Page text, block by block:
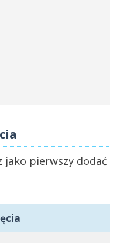
jako pierwszy dodać